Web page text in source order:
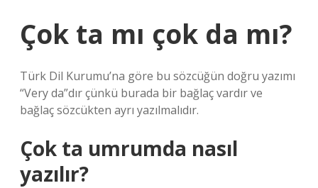
Çok ta mı çok da mı?
Türk Dil Kurumu’na göre bu sözcüğün doğru yazımı
“Very da”dır çünkü burada bir bağlaç vardır ve
bağlaç sözcükten ayrı yazılmalıdır.
Çok ta umrumda nasıl
yazılır?